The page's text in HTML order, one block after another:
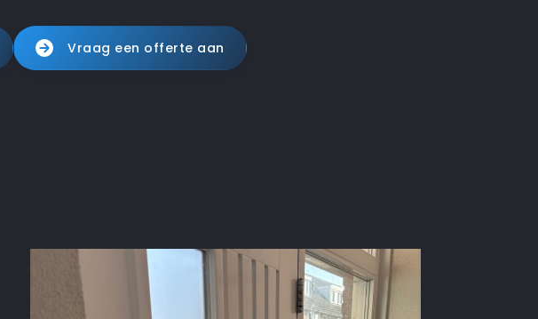
Vraag een offerte aan